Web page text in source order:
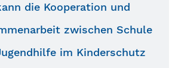
die Kooperation und
zwischen Schule
im Kinderschutz